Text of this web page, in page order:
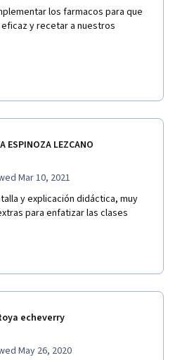
los farmacos para que
y recetar a nuestros
ESPINOZA LEZCANO
Mar 10, 2021
y explicación didáctica, muy
para enfatizar las clases
echeverry
May 26, 2020